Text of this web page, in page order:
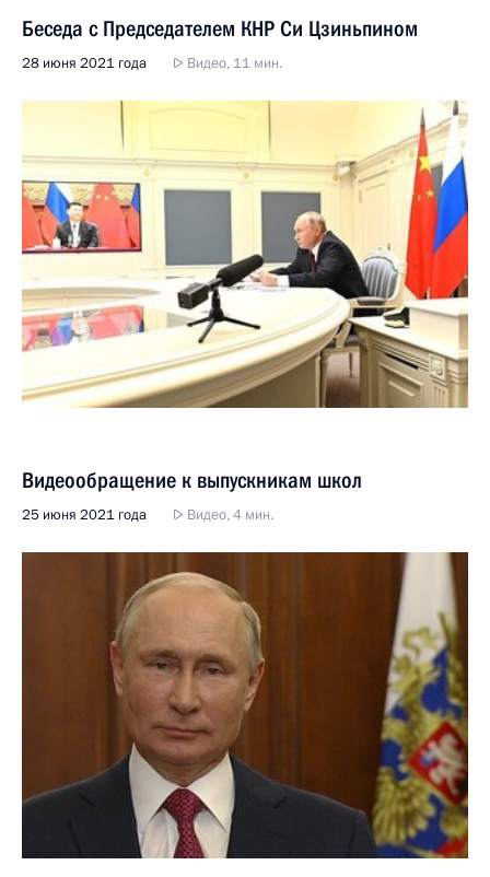
Беседа с Председателем КНР Си Цзиньпином
28 июня 2021 года Видео, 11 мин.
Видеообращение к выпускникам школ
25 июня 2021 года Видео, 4 мин.